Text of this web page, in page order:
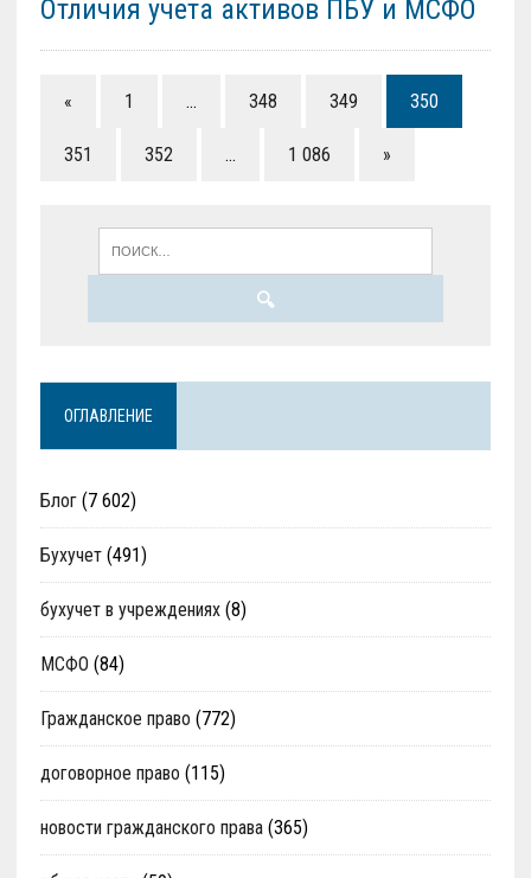
Отличия учета активов ПБУ и МСФО
« 1 … 348 349 350
351 352 … 1 086 »
ОГЛАВЛЕНИЕ
Блог(7 602)
Бухучет(491)
бухучет в учреждениях(8)
МСФО (84)
Гражданское право (772)
договорное право (115)
новости гражданского права(365)